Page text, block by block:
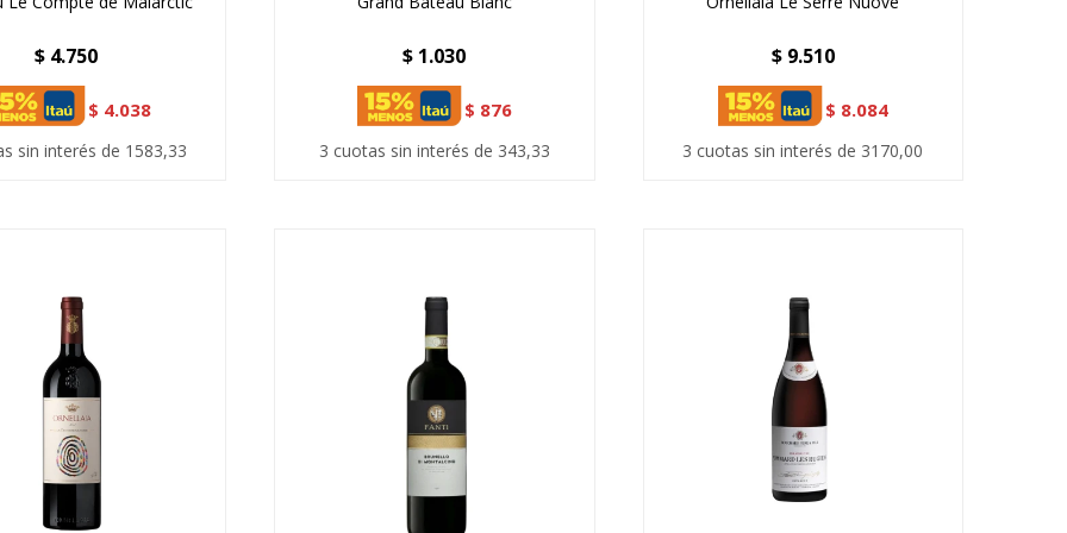
$ 4.750
$ 4.038
sin interés de 1583,33
$ 1.030
$ 876
3 cuotas sin interés de 343,33
$ 9.510
$ 8.084
3 cuotas sin interés de 3170,00